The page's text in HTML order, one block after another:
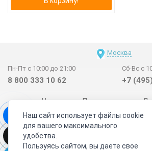
Москва
Пн-Пт с 10:00 до 21:00
8 800 333 10 62
Сб-Вс с
+7
Новинки Поставщикам
Договор-оферта
О нас
Отзывы покупателей
Обратная связь
Видео о камнях
Наш сайт использует файлы cookie
для вашего максимального
удобства.
Пользуясь сайтом, вы даете свое